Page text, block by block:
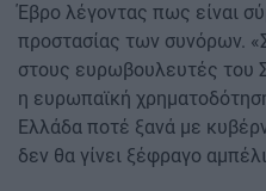
Έβρο λέγοντας πως είναι
προστασίας των συνόρων.
στους ευρωβουλευτές του
η ευρωπαϊκή
Ελλάδα ποτέ ξανά με
δεν θα γίνει ξέφραγο